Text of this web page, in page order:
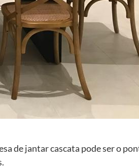
de jantar cascata pode ser o